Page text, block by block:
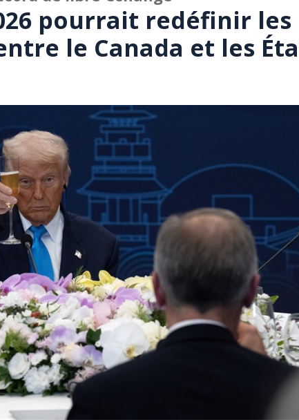
pourrait redéfinir les
le Canada et les